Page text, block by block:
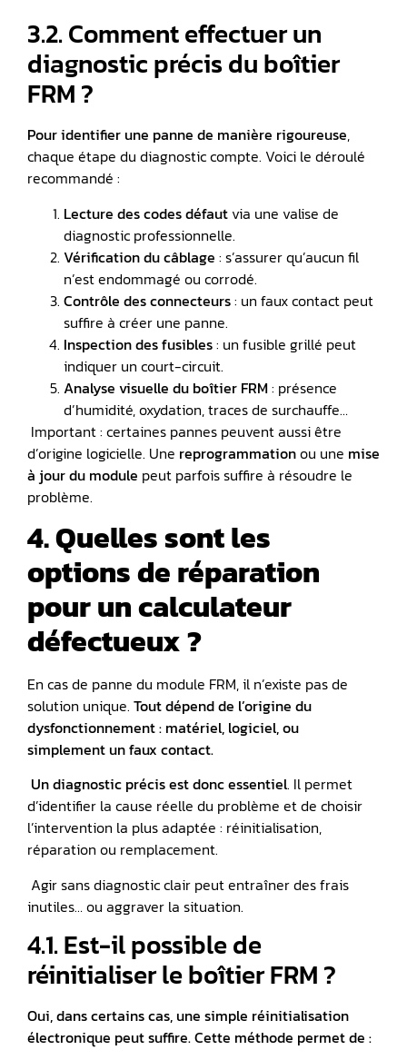
3.2. Comment effectuer un
diagnostic précis du boîtier
FRM ?
Pour identifier une panne de manière rigoureuse,
chaque étape du diagnostic compte. Voici le déroulé
recommandé :
Lecture des codes défaut via une valise de
diagnostic professionnelle.
Vérification du câblage : s’assurer qu’aucun fil
n’est endommagé ou corrodé.
Contrôle des connecteurs: un faux contact peut
suffire à créer une panne.
Inspection des fusibles: un fusible grillé peut
indiquer un court-circuit.
Analyse visuelle du boîtier FRM: présence
d’humidité, oxydation, traces de surchauffe…
️ Important : certaines pannes peuvent aussi être
d’origine logicielle. Une reprogrammationou une mise
à jour du module peut parfois suffire à résoudre le
problème.
4. Quelles sont les
options de réparation
pour un calculateur
défectueux ?
En cas de panne du module FRM, il n’existe pas de
solution unique. Tout dépend de l’origine du
dysfonctionnement : matériel, logiciel, ou
simplement un faux contact.
Un diagnostic précis est donc essentiel. Il permet
d’identifier la cause réelle du problème et de choisir
l’intervention la plus adaptée : réinitialisation,
réparation ou remplacement.
️ Agir sans diagnostic clair peut entraîner des frais
inutiles… ou aggraver la situation.
4.1. Est-il possible de
réinitialiser le boîtier FRM ?
Oui, dans certains cas, une simple réinitialisation
électronique peut suffire. Cette méthode permet de :